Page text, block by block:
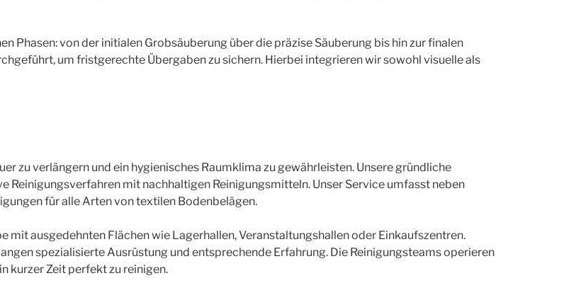
Phasen: von der initialen Grobsäuberung über die präzise Säuberung bis hin zur finalen
um fristgerechte Übergaben zu sichern. Hierbei integrieren wir sowohl visuelle als
zu verlängern und ein hygienisches Raumklima zu gewährleisten. Unsere gründliche
mit nachhaltigen Reinigungsmitteln. Unser Service umfasst neben
für alle Arten von textilen Bodenbelägen.
ausgedehnten Flächen wie Lagerhallen, Veranstaltungshallen oder Einkaufszentren.
spezialisierte Ausrüstung und entsprechende Erfahrung. Die Reinigungsteams operieren
kurzer Zeit perfekt zu reinigen.